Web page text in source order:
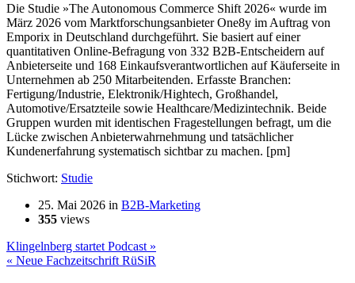
Die Studie »The Autonomous Commerce Shift 2026« wurde im
März 2026 vom Marktforschungsanbieter One8y im Auftrag von
Emporix in Deutschland durchgeführt. Sie basiert auf einer
quantitativen Online-Befragung von 332 B2B-Entscheidern auf
Anbieterseite und 168 Einkaufsverantwortlichen auf Käuferseite in
Unternehmen ab 250 Mitarbeitenden. Erfasste Branchen:
Fertigung/Industrie, Elektronik/Hightech, Großhandel,
Automotive/Ersatzteile sowie Healthcare/Medizintechnik. Beide
Gruppen wurden mit identischen Fragestellungen befragt, um die
Lücke zwischen Anbieterwahrnehmung und tatsächlicher
Kundenerfahrung systematisch sichtbar zu machen. [pm]
Stichwort: Studie
25. Mai 2026 in B2B-Marketing
355 views
Klingelnberg startet Podcast »
« Neue Fachzeitschrift RüSiR